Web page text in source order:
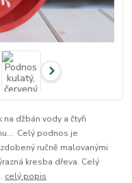
džbán vody a čtyři
Celý podnos je
ručně malovanými
kresba dřeva. Celý
celý popis